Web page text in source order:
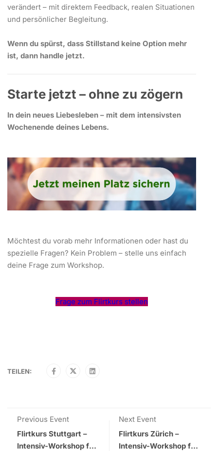
verändert – mit direktem Feedback, realen Situationen
und persönlicher Begleitung.
Wenn du spürst, dass Stillstand keine Option mehr
ist, dann handle jetzt.
Starte jetzt – ohne zu zögern
In dein neues Liebesleben – mit dem intensivsten
Wochenende deines Lebens.
Möchtest du vorab mehr Informationen oder hast du
spezielle Fragen? Kein Problem – stelle uns einfach
deine Frage zum Workshop.
Frage zum Flirtkurs stellen
TEILEN:
Previous Event
Flirtkurs Stuttgart –
Intensiv-Workshop für
Next Event
Flirtkurs Zürich –
Intensiv-Workshop für